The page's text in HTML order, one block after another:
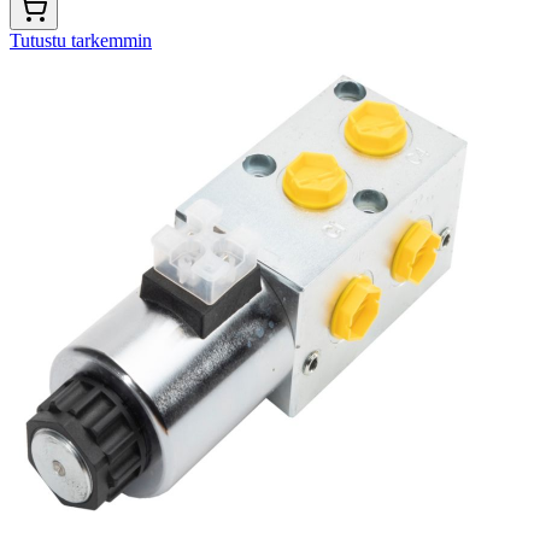
Tutustu tarkemmin